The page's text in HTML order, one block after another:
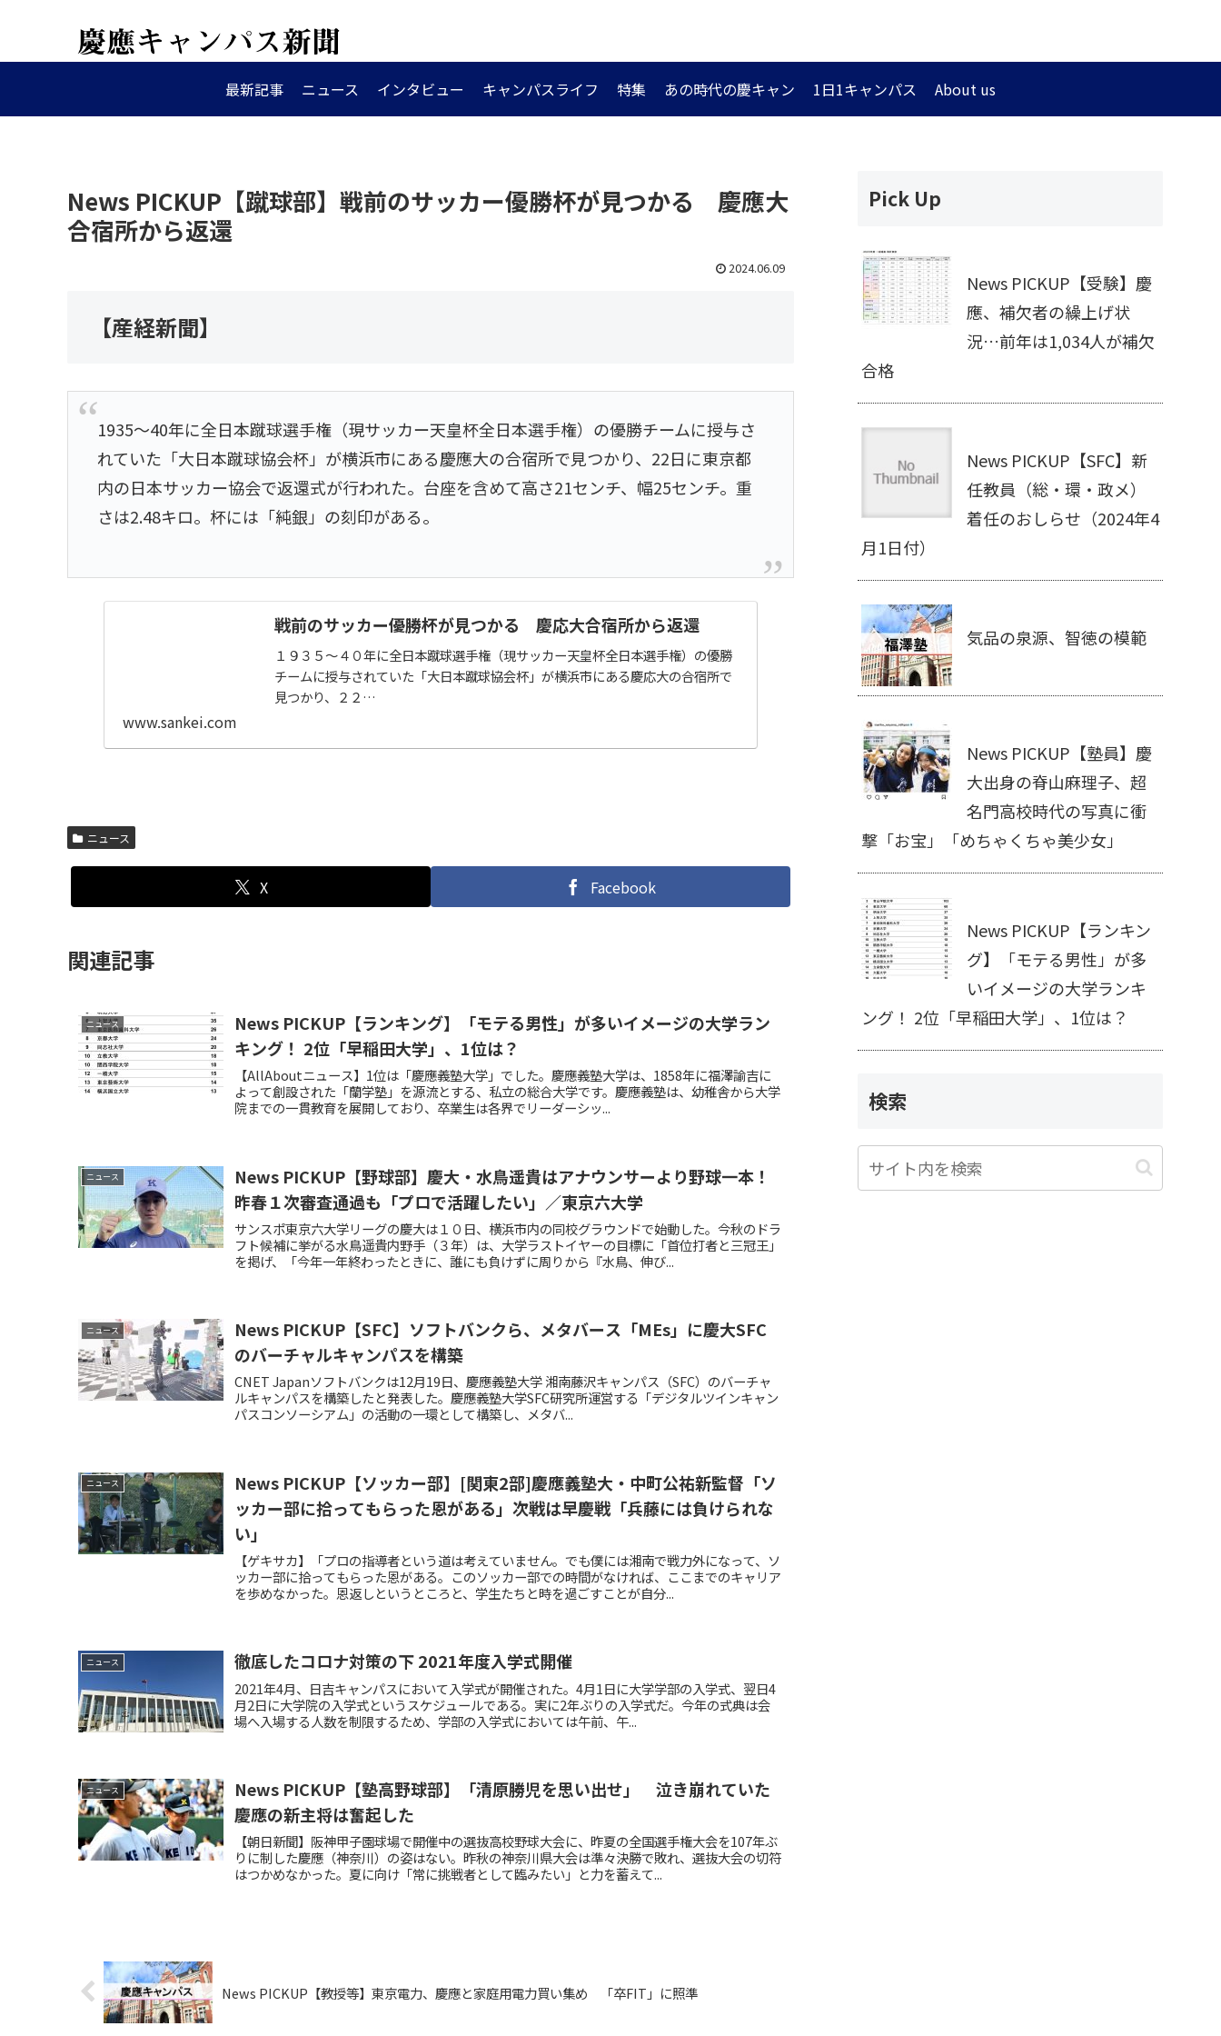
最新記事 ニュース インタビュー キャンパスライフ 特集 あの時代の慶キャン 1日1キャンパス About us
News PICKUP【蹴球部】戦前のサッカー優勝杯が見つかる 慶應大
合宿所から返還
2024.06.09
【産経新聞】
1935～40年に全日本蹴球選手権（現サッカー天皇杯全日本選手権）の優勝チームに授与さ
れていた「大日本蹴球協会杯」が横浜市にある慶應大の合宿所で見つかり、22日に東京都
内の日本サッカー協会で返還式が行われた。台座を含めて高さ21センチ、幅25センチ。重
さは2.48キロ。杯には「純銀」の刻印がある。
戦前のサッカー優勝杯が見つかる 慶応大合宿所から返還
１９３５～４０年に全日本蹴球選手権（現サッカー天皇杯全日本選手権）の優勝
チームに授与されていた「大日本蹴球協会杯」が横浜市にある慶応大の合宿所で
見つかり、２２…
www.sankei.com
ニュース
X Facebook
関連記事
ニュース
News PICKUP【ランキング】「モテる男性」が多いイメージの大学ラン
キング！ 2位「早稲田大学」、1位は？
【AllAboutニュース】1位は「慶應義塾大学」でした。慶應義塾大学は、1858年に福澤諭吉に
よって創設された「蘭学塾」を源流とする、私立の総合大学です。慶應義塾は、幼稚舎から大学
院までの一貫教育を展開しており、卒業生は各界でリーダーシッ...
ニュース
News PICKUP【野球部】慶大・水鳥遥貴はアナウンサーより野球一本！
昨春１次審査通過も「プロで活躍したい」／東京六大学
サンスポ東京六大学リーグの慶大は１０日、横浜市内の同校グラウンドで始動した。今秋のドラ
フト候補に挙がる水鳥遥貴内野手（３年）は、大学ラストイヤーの目標に「首位打者と三冠王」
を掲げ、「今年一年終わったときに、誰にも負けずに周りから『水鳥、伸び...
ニュース
News PICKUP【SFC】ソフトバンクら、メタバース「MEs」に慶大SFC
のバーチャルキャンパスを構築
CNET Japanソフトバンクは12月19日、慶應義塾大学 湘南藤沢キャンパス（SFC）のバーチャ
ルキャンパスを構築したと発表した。慶應義塾大学SFC研究所運営する「デジタルツインキャン
パスコンソーシアム」の活動の一環として構築し、メタバ...
ニュース
News PICKUP【ソッカー部】[関東2部]慶應義塾大・中町公祐新監督「ソ
ッカー部に拾ってもらった恩がある」次戦は早慶戦「兵藤には負けられな
い」
【ゲキサカ】「プロの指導者という道は考えていません。でも僕には湘南で戦力外になって、ソ
ッカー部に拾ってもらった恩がある。このソッカー部での時間がなければ、ここまでのキャリア
を歩めなかった。恩返しというところと、学生たちと時を過ごすことが自分...
ニュース 徹底したコロナ対策の下 2021年度入学式開催
2021年4月、日吉キャンパスにおいて入学式が開催された。4月1日に大学学部の入学式、翌日4
月2日に大学院の入学式というスケジュールである。実に2年ぶりの入学式だ。今年の式典は会
場へ入場する人数を制限するため、学部の入学式においては午前、午...
ニュース
News PICKUP【塾高野球部】「清原勝児を思い出せ」 泣き崩れていた
慶應の新主将は奮起した
【朝日新聞】阪神甲子園球場で開催中の選抜高校野球大会に、昨夏の全国選手権大会を107年ぶ
りに制した慶應（神奈川）の姿はない。昨秋の神奈川県大会は準々決勝で敗れ、選抜大会の切符
はつかめなかった。夏に向け「常に挑戦者として臨みたい」と力を蓄えて...
News PICKUP【教授等】東京電力、慶應と家庭用電力買い集め 「卒FIT」に照準
Pick Up
News PICKUP【受験】慶
應、補欠者の繰上げ状
況…前年は1,034人が補欠
合格
News PICKUP【SFC】新
任教員（総・環・政メ）
着任のおしらせ（2024年4
月1日付）
気品の泉源、智徳の模範
News PICKUP【塾員】慶
大出身の脊山麻理子、超
名門高校時代の写真に衝
撃「お宝」「めちゃくちゃ美少女」
News PICKUP【ランキン
グ】「モテる男性」が多
いイメージの大学ランキ
ング！ 2位「早稲田大学」、1位は？
検索